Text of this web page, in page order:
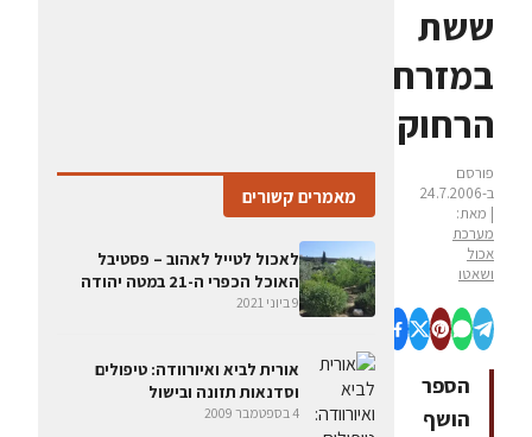
ששת
במזרח
הרחוק
פורסם
ב-24.7.2006
| מאת:
מערכת
אכול
ושאטו
הספר
הושף
מאמרים קשורים
לאכול לטייל לאהוב – פסטיבל
האוכל הכפרי ה-21 במטה יהודה
9 ביוני 2021
אורית לביא ואיורוודה: טיפולים
וסדנאות תזונה ובישול
4 בספטמבר 2009